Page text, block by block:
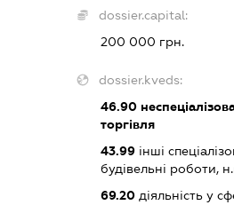
dossier.capital:
200 000 грн.
dossier.kveds:
46.90
торгівля
43.99 інші
будівельні роботи,
69.20 діяльність у